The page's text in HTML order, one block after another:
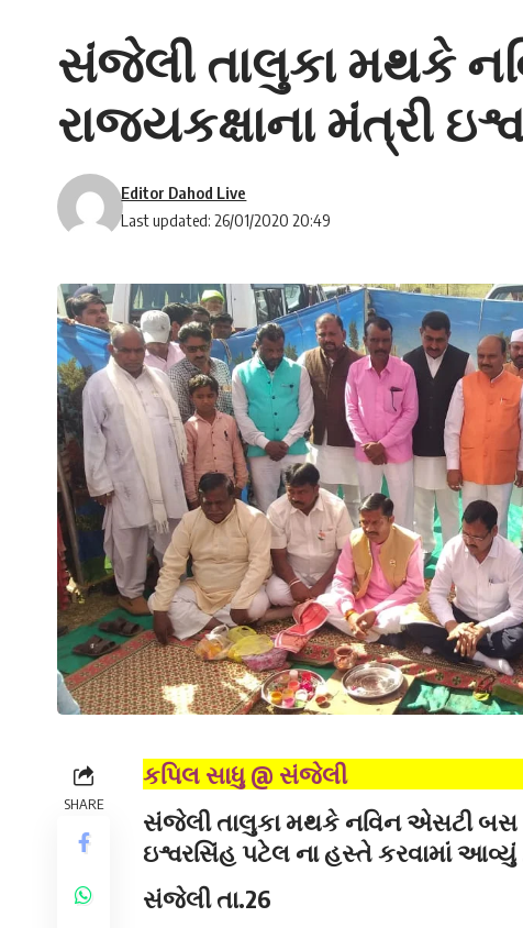
સંજેલી તાલુકા મથકે
રાજ્યકક્ષાના મંત્રી
Last updated: 26/01/2020 20:49
Editor Dahod Live
SHARE
કપિલ સાધુ @ સંજેલી
સંજેલી તાલુકા મથકે નવિન એસટી બસ
ઇશ્વરસિંહ પટેલ ના હસ્તે કરવામાં આવ્યું
સંજેલી તા.26